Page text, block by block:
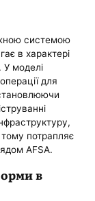
системою
в характері
У моделі
для
тому потрапляє
AFSA.
в